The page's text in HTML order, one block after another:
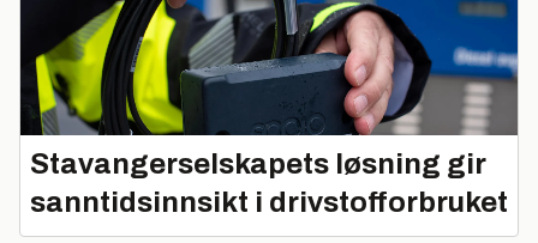
Stavangerselskapets løsning gir
sanntidsinnsikt i drivstofforbruket